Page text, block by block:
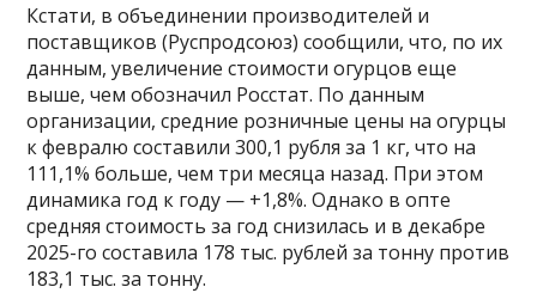
Кстати, в объединении производителей и
поставщиков (Руспродсоюз) сообщили, что, по их
данным, увеличение стоимости огурцов еще
выше, чем обозначил Росстат. По данным
организации, средние розничные цены на огурцы
к февралю составили 300,1 рубля за 1 кг, что на
111,1% больше, чем три месяца назад. При этом
динамика год к году — +1,8%. Однако в опте
средняя стоимость за год снизилась и в декабре
2025-го составила 178 тыс. рублей за тонну против
183,1 тыс. за тонну.